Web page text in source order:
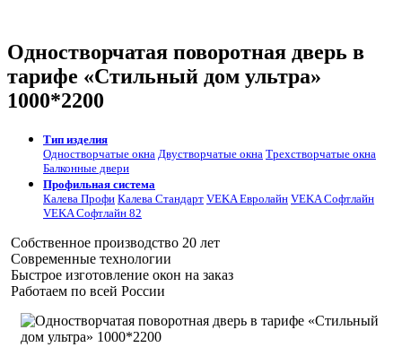
Одностворчатая поворотная дверь в
тарифе «Стильный дом ультра»
1000*2200
Тип изделия
Одностворчатые окна Двустворчатые окна Трехстворчатые окна
Балконные двери
Профильная система
Калева Профи Калева Стандарт VEKA Евролайн VEKA Софтлайн
VEKA Софтлайн 82
Собственное производство 20 лет
Современные технологии
Быстрое изготовление окон на заказ
Работаем по всей России